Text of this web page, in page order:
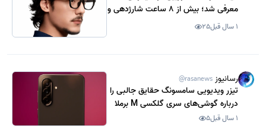
معرفی شد؛ بیش از 8 ساعت شارژدهی و
قیمت ارزان1 سال قبل 25
رسانیوز @rasanews
تیزر ویدیویی سامسونگ حقایق جالبی را
درباره گوشی‌های سری گلکسی M برملا
می‌کند1 سال قبل 5